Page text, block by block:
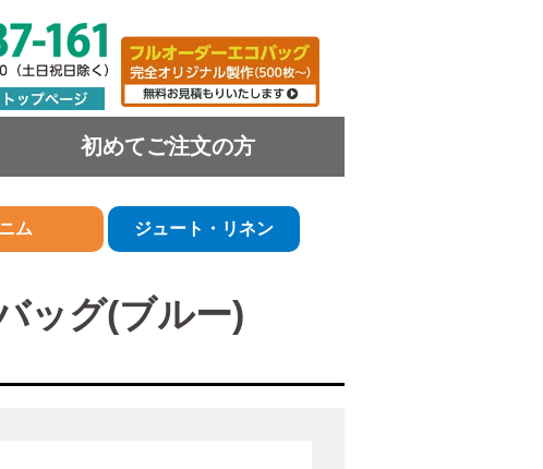
ム ジュート・リネン
初めてご注文の方
ッグ(ブルー)